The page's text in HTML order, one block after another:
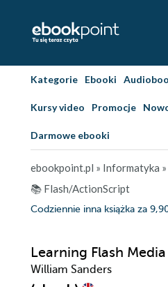
Kategorie Ebooki
Kursy video Promocje
Darmowe ebooki
ebookpoint.pl » Informatyka »
📚 Flash/ActionScript
Codziennie inna książka za
Learning Flash
William Sanders